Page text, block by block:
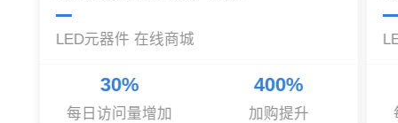
LED元器件 在线商城
30%
每日访问量增加
400%
加购提升